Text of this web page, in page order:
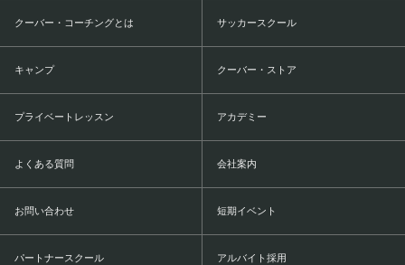
クーバー・コーチングとは サッカースクール
キャンプ クーバー・ストア
プライベートレッスン アカデミー
よくある質問 会社案内
お問い合わせ 短期イベント
パートナースクール アルバイト採用